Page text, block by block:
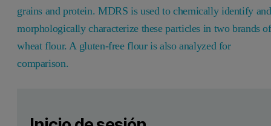
grains and protein. MDRS is used to chemically identify and
morphologically characterize these particles in two brands of
wheat flour. A gluten-free flour is also analyzed for
comparison.
Introduction